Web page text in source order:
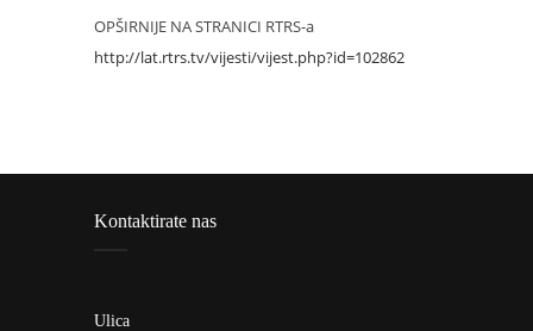
OPŠIRNIJE NA STRANICI RTRS-a
http://lat.rtrs.tv/vijesti/vijest.php?id=102862
Kontaktirate nas
Ulica